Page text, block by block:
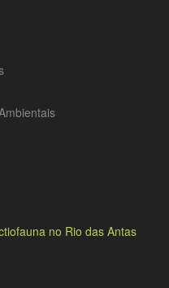
no Rio das Antas